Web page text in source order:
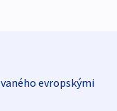
evropskými